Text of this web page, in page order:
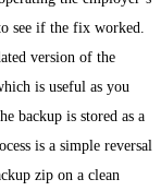
see if the fix worked.
version of the
is useful as you
backup is stored as a
is a simple reversal
zip on a clean